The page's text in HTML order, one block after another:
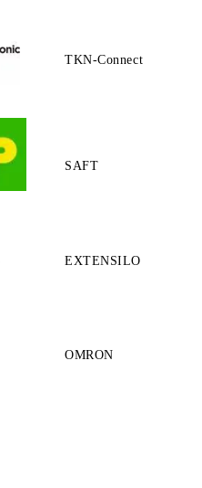
TKN-Connect
SAFT
EXTENSILO
OMRON